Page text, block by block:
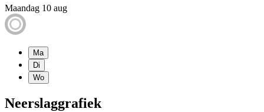
Maandag 10 aug
Ma
Di
Wo
Neerslaggrafiek